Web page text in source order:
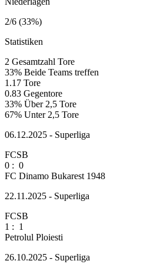
2/6 (33%)
Statistiken
2 Gesamtzahl Tore
33% Beide Teams treffen
1.17 Tore
0.83 Gegentore
33% Über 2,5 Tore
67% Unter 2,5 Tore
06.12.2025 - Superliga
FCSB
0 : 0
FC Dinamo Bukarest 1948
22.11.2025 - Superliga
FCSB
1 : 1
Petrolul Ploiesti
26.10.2025 - Superliga